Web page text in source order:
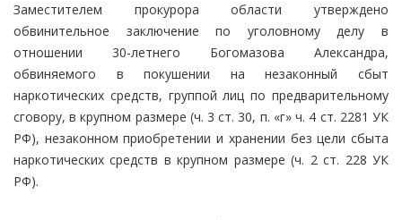
Заместителем прокурора области утверждено
обвинительное заключение по уголовному делу в
отношении 30-летнего Богомазова Александра,
обвиняемого в покушении на незаконный сбыт
наркотических средств, группой лиц по предварительному
сговору, в крупном размере (ч. 3 ст. 30, п. «г» ч. 4 ст. 2281 УК
РФ), незаконном приобретении и хранении без цели сбыта
наркотических средств в крупном размере (ч. 2 ст. 228 УК
РФ).